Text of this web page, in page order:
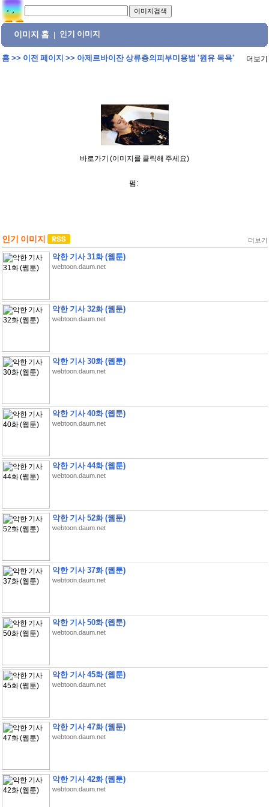
이미지 홈 인기 이미지
홈>> 이전 페이지 >> 아제르바이잔 상류층의피부미용법 '원유 목욕' 더보기
바로가기 (이미지를 클릭해 주세요)
펌:
인기 이미지 더보기
악한 기사 31화 (웹툰)
webtoon.daum.net
악한 기사 32화 (웹툰)
webtoon.daum.net
악한 기사 30화 (웹툰)
webtoon.daum.net
악한 기사 40화 (웹툰)
webtoon.daum.net
악한 기사 44화 (웹툰)
webtoon.daum.net
악한 기사 52화 (웹툰)
webtoon.daum.net
악한 기사 37화 (웹툰)
webtoon.daum.net
악한 기사 50화 (웹툰)
webtoon.daum.net
악한 기사 45화 (웹툰)
webtoon.daum.net
악한 기사 47화 (웹툰)
webtoon.daum.net
악한 기사 42화 (웹툰)
webtoon.daum.net